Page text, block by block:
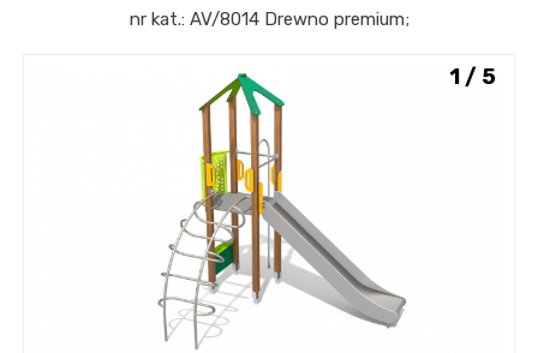
nr kat.: AV/8014 Drewno premium;
1 / 5